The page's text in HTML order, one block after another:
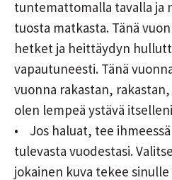
tuntemattomalla tavalla ja
tuosta matkasta. Tänä
hetket ja heittäydyn
vapautuneesti. Tänä
vuonna rakastan,
olen lempeä ystävä
• Jos haluat, tee
tulevasta vuodestasi.
jokainen kuva tekee